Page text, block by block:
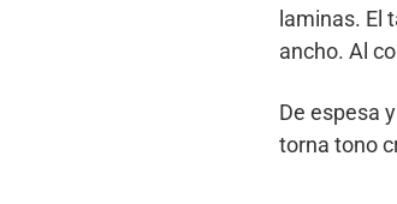
laminas. El
ancho. Al
De espesa
torna tono